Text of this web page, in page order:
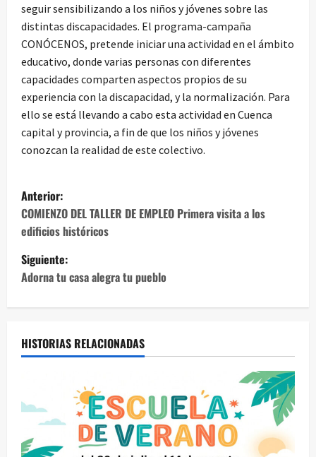
seguir sensibilizando a los niños y jóvenes sobre las
distintas discapacidades. El programa-campaña
CONÓCENOS, pretende iniciar una actividad en el ámbito
educativo, donde varias personas con diferentes
capacidades comparten aspectos propios de su
experiencia con la discapacidad, y la normalización. Para
ello se está llevando a cabo esta actividad en Cuenca
capital y provincia, a fin de que los niños y jóvenes
conozcan la realidad de este colectivo.
N
a
v
e
g
a
c
i
Anterior:
COMIENZO DEL TALLER DE EMPLEO Primera visita a los
edificios históricos
Siguiente:
Adorna tu casa alegra tu pueblo
HISTORIAS RELACIONADAS